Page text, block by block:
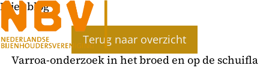
Bijenblog
Terug naar overzicht
Varroa-onderzoek in het broed en op de schuifla